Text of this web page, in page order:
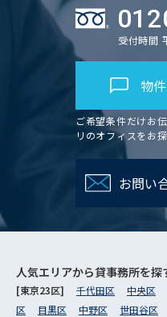
受付時間
物
ご希望条件だけお
リのオフィスをお
お問い
人気エリアから貸事務所を探
[東京23区] 千代田区 中央区
区
目黒区 中野区 世田谷区